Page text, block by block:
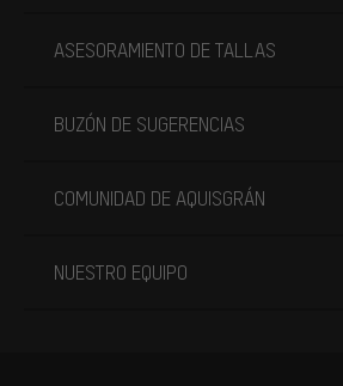
ASESORAMIENTO DE TALLAS
BUZÓN DE SUGERENCIAS
COMUNIDAD DE AQUISGRÁN
NUESTRO EQUIPO